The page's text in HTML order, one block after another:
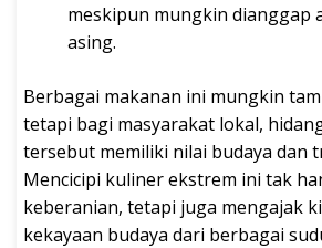
meskipun mungkin dianggap
asing.
Berbagai makanan ini mungkin
tetapi bagi masyarakat lokal,
tersebut memiliki nilai budaya dan
Mencicipi kuliner ekstrem ini tak
keberanian, tetapi juga mengajak
kekayaan budaya dari berbagai